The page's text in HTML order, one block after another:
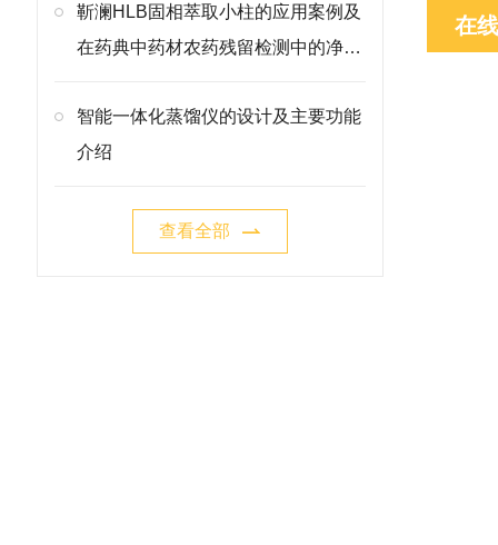
靳澜HLB固相萃取小柱的应用案例及
在药典中药材农药残留检测中的净化
智能一体化蒸馏仪的设计及主要功能
介绍
查看全部
在